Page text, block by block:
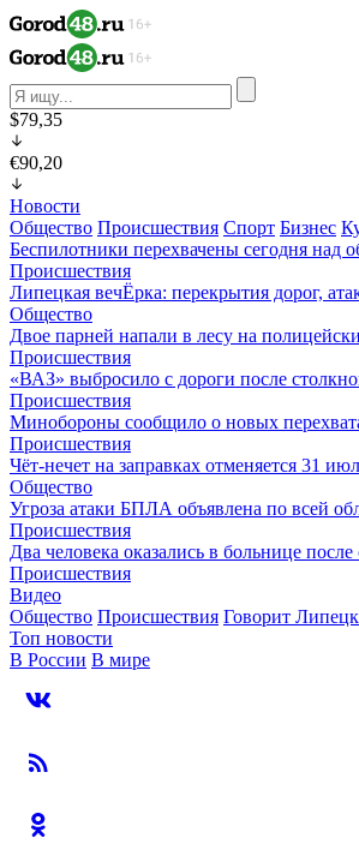
$79,35
€90,20
Новости
Общество Происшествия Спорт Бизнес
Беспилотники перехвачены сегодня над
Происшествия
Липецкая вечЁрка: перекрытия дорог,
Общество
Двое парней напали в лесу на
Происшествия
«ВАЗ» выбросило с дороги после
Происшествия
Минобороны сообщило о новых
Происшествия
Чёт-нечет на заправках отменяется 31
Общество
Угроза атаки БПЛА объявлена по всей
Происшествия
Два человека оказались в больнице
Происшествия
Видео
Общество Происшествия Говорит Липецк
Топ новости
В России В мире